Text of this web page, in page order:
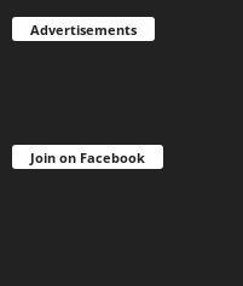
Advertisements
Join on Facebook